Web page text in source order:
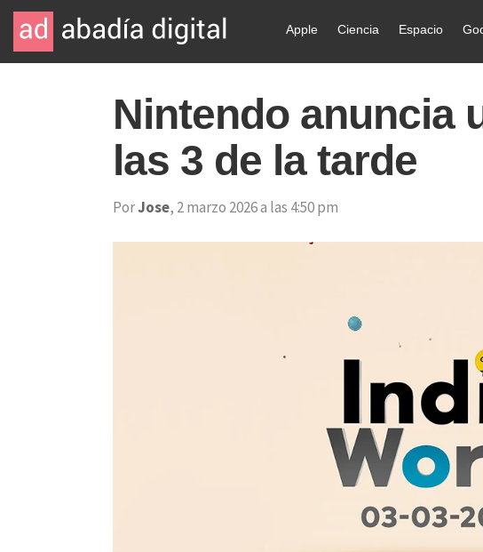
Apple Ciencia Espacio
Nintendo anuncia
las 3 de la tarde
PorJose, 2 marzo 2026 a las 4:50 pm